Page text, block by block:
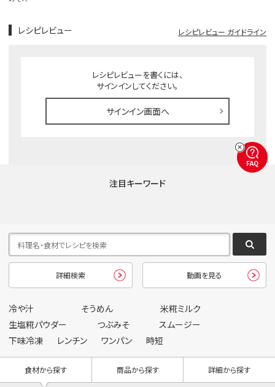
レシピレビュー レシピレビュー ガイドライン
レシピレビューを書くには、
サインインしてください。
サインイン画面へ
注目キーワード
詳細検索 動画を見る
冷や汁 そうめん
米糀ミルク
生塩糀パウダー
つぶみそ
スムージー
下味冷凍
レンチン ワンパン 時短
食材から探す 商品から探す 詳細から探す
FAQ